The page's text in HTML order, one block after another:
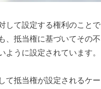
して設定する権利のことで
、抵当権に基づいてその不
うに設定されています。
て抵当権が設定されるケー